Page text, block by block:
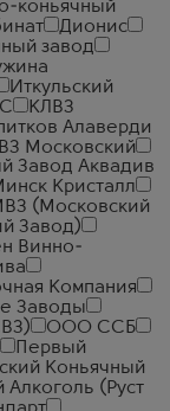
коньячный
Дионис
завод
Иткульский
КЛВЗ
Алаверди
Московский
Завод Аквадив
Кристалл
(Московский
Завод)
Винно-
Компания
Заводы
ООО ССБ
Первый
Коньячный
Алкоголь (Руст